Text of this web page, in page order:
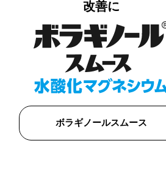
改善に
ボラギノールスムース